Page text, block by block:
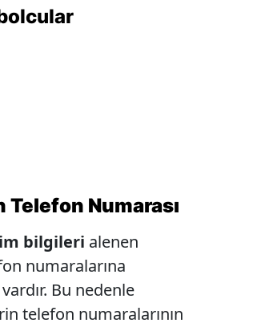
Telefon Numarası
bilgileri alenen
numaralarına
Bu nedenle
telefon numaralarının